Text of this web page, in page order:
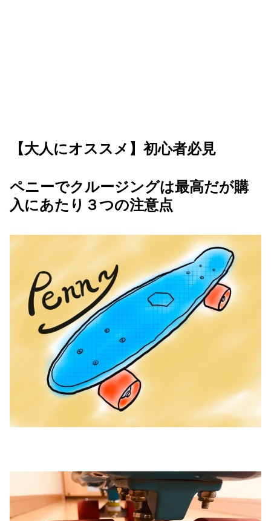
【大人にオススメ】初心者必見
ペニーでクルージングは最高だが購
入にあたり３つの注意点